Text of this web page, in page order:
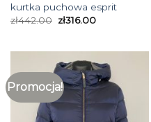
kurtka puchowa esprit
zł442.00 zł316.00
Promocja!